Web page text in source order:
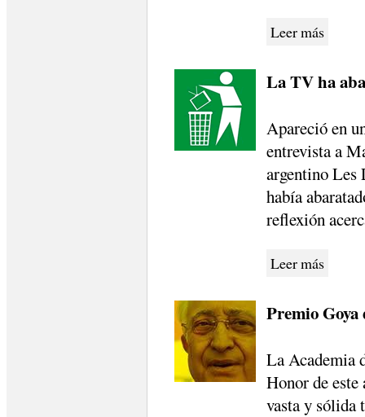
Leer más
La TV ha
Apareció en
entrevista a
argentino Les
había
reflexión
Leer más
Premio
La Academia
Honor de
vasta y sólida